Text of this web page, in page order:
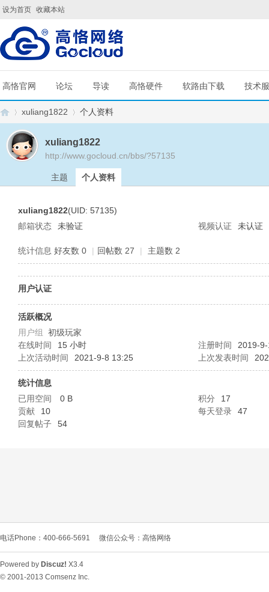
设为首页 收藏本站
高恪官网 论坛 导读 高恪硬件 软路由下载 技术
L
xuliang1822 个人资料
xuliang1822
http://www.gocloud.cn/bbs/?57135
主题 个人资料
xuliang1822(UID: 57135)
邮箱状态
未验证 视频认证 未认证
统计信息 好友数 0 | 回帖数 27 | 主题数 2
用户认证
活跃概况
用户组 初级玩家
在线时间
15 小时 注册时间
2019-
上次活动时间
2021-9-8 13:25 上次发表时间
统计信息
已用空间
0 B 积分
17
贡献
10 每天登录
47
回复帖子
54
电话Phone：400-666-5691 微信公众号：高恪网络
Powered by Discuz! X3.4
© 2001-2013 Comsenz Inc.